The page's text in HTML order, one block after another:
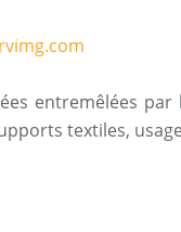
entremêlées
textiles,